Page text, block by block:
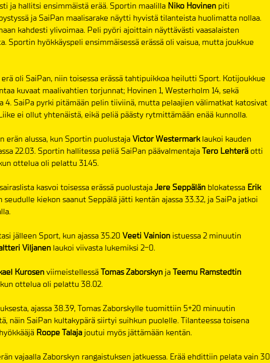
ja hallitsi ensimmäistä erää. Sportin maalilla Niko Hovinen piti
ja SaiPan maalisarake näytti hyvistä tilanteista huolimatta nollaa.
kahdesti ylivoimaa. Peli pyöri ajoittain näyttävästi vaasalaisten
Sportin hyökkäyspeli ensimmäisessä erässä oli vaisua, mutta joukkue
oli SaiPan, niin toisessa erässä tahtipuikkoa heilutti Sport. Kotijoukkue
kuvaat maalivahtien torjunnat; Hovinen 1, Westerholm 14, sekä
4. SaiPa pyrki pitämään pelin tiiviinä, mutta pelaajien välimatkat katosivat
ei ollut yhtenäistä, eikä peliä päästy rytmittämään enää kunnolla.
erän alussa, kun Sportin puolustajaVictor Westermarklaukoi kauden
22.03. Sportin hallitessa peliä SaiPan päävalmentajaTero Lehterä otti
ottelua oli pelattu 31.45.
kasvoi toisessa erässä puolustajaJere Seppälän blokatessa Erik
seudulle kiekon saanut Seppälä jätti kentän ajassa 33.32, ja SaiPa jatkoi
jälleen Sport, kun ajassa 35.20 Veeti Vainion istuessa 2 minuutin
Viljanen laukoi viivasta lukemiksi 2-0.
KurosenviimeistellessäTomas Zaborskyn jaTeemu Ramstedtin
ottelua oli pelattu 38.02.
ajassa 38.39, Tomas Zaborskylle tuomittiin 5+20 minuutin
näin SaiPan kultakypärä siirtyi suihkun puolelle. Tilanteessa toisena
Roope Talaja joutui myös jättämään kentän.
vajaalla Zaborskyn rangaistuksen jatkuessa. Erää ehdittiin pelata vain 30